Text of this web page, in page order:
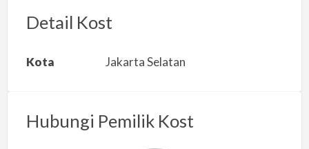
r
a
s
Detail Kost
Kota Jakarta Selatan
Hubungi Pemilik Kost